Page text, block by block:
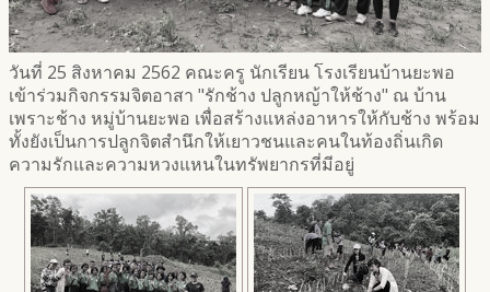
วันที่ 25 สิงหาคม 2562 คณะครู นักเรียน โรงเรียนบ้านยะพอ
เข้าร่วมกิจกรรมจิตอาสา "รักช้าง ปลูกหญ้าให้ช้าง" ณ บ้าน
เพราะช้าง หมู่บ้านยะพอ เพื่อสร้างแหล่งอาหารให้กับช้าง พร้อม
ทั้งยังเป็นการปลูกจิตสำนึกให้เยาวชนและคนในท้องถิ่นเกิด
ความรักและความหวงแหนในทรัพยากรที่มีอยู่